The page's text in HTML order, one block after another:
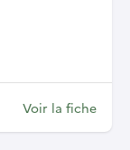
Voir la fiche